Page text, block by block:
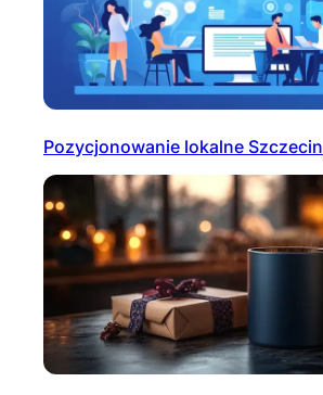
Pozycjonowanie lokalne Szczecin